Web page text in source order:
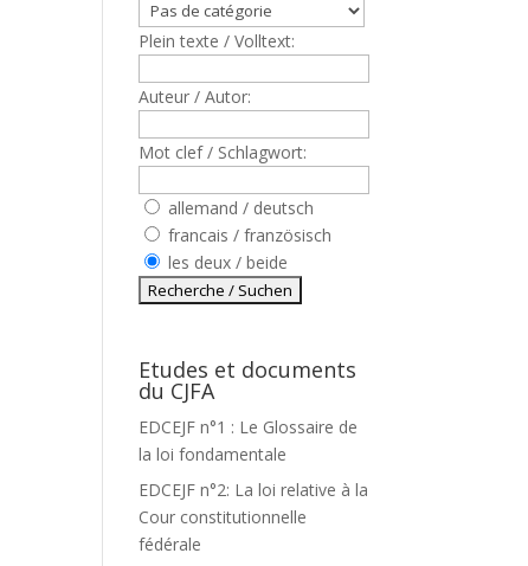
Plein texte / Volltext:
Auteur / Autor:
Mot clef / Schlagwort:
allemand / deutsch
francais / französisch
les deux / beide
Etudes et documents
du CJFA
EDCEJF n°1 : Le Glossaire de
la loi fondamentale
EDCEJF n°2: La loi relative à la
Cour constitutionnelle
fédérale